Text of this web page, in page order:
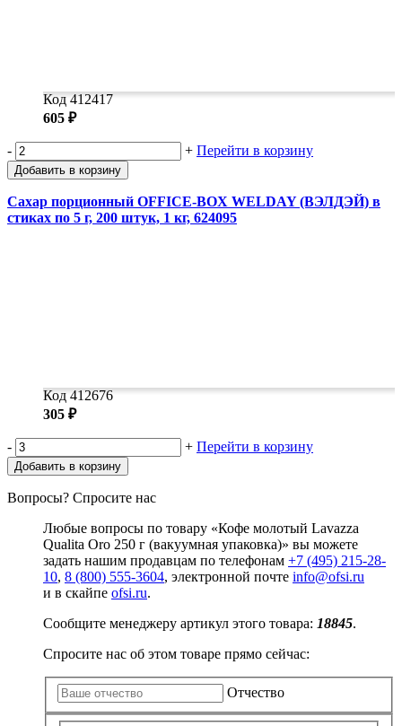
Код 412417
605 ₽
- + Перейти в корзину
Добавить в корзину
Сахар порционный OFFICE-BOX WELDAY (ВЭЛДЭЙ) в
стиках по 5 г, 200 штук, 1 кг, 624095
Код 412676
305 ₽
- + Перейти в корзину
Добавить в корзину
Вопросы? Спросите нас
Любые вопросы по товару «Кофе молотый Lavazza
Qualita Oro 250 г (вакуумная упаковка)» вы можете
задать нашим продавцам по телефонам +7 (495) 215-28-
10, 8 (800) 555-3604, электронной почте info@ofsi.ru
и в скайпе ofsi.ru.
Сообщите менеджеру артикул этого товара: 18845.
Спросите нас об этом товаре прямо сейчас:
Отчество